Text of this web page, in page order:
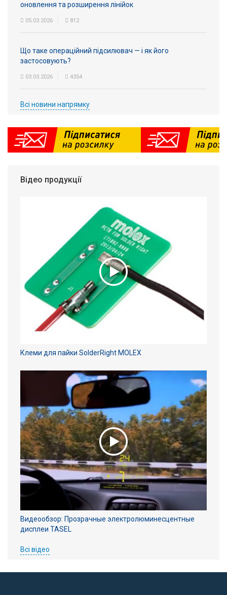
оновлення та розширення лінійок
05.03.2026 812
Що таке операційний підсилювач — і як його
застосовують?
03.03.2026 4354
Всі новини напрямку
Відео продукції
Клеми для пайки SolderRight MOLEX
Видеообзор: Прозрачные электролюминесцентные
дисплеи TASEL
Всі відео